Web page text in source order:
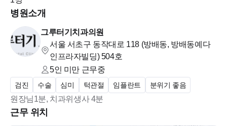
병원소개
그루터기치과의원
서울 서초구 동작대로 118 (방배동, 방배동예다
인프라자빌딩) 504호
5인 미만 근무중
검진 수술 심미 턱관절 임플란트 분위기 좋음
원장님1분, 치과위생사 4분
근무 위치